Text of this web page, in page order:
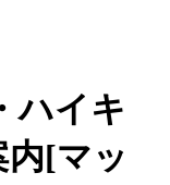
ハイキ
[マッ